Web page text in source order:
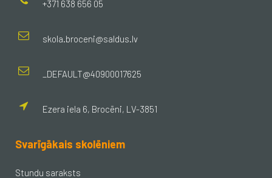
+371 638 656 05
skola.broceni@saldus.lv
_DEFAULT@40900017625
Ezera iela 6, Brocēni, LV-3851
Svarīgākais skolēniem
Stundu saraksts